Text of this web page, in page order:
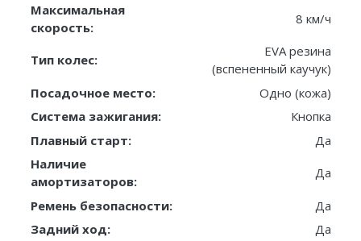
Максимальная
скорость:
8 км/ч
Тип колес:
EVA резина
(вспененный каучук)
Посадочное место:
Одно (кожа)
Система зажигания:
Кнопка
Плавный старт:
Да
Наличие
амортизаторов:
Да
Ремень безопасности:
Да
Задний ход:
Да